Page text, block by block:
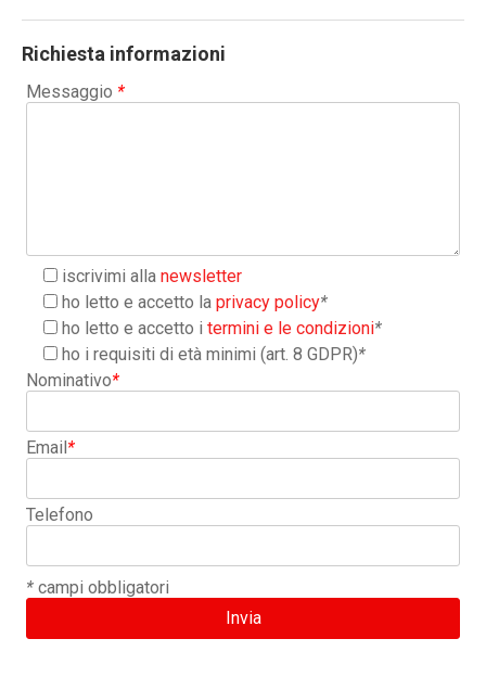
Richiesta informazioni
Messaggio *
iscrivimi allanewsletter
ho letto e accetto laprivacy policy*
ho letto e accetto itermini e le condizioni*
ho i requisiti di età minimi (art. 8 GDPR)*
Nominativo*
Email*
Telefono
* campi obbligatori